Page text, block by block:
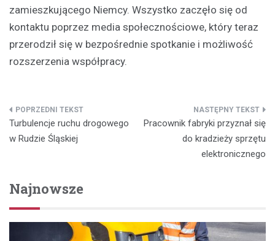
zamieszkującego Niemcy. Wszystko zaczęło się od
kontaktu poprzez media społecznościowe, który teraz
przerodził się w bezpośrednie spotkanie i możliwość
rozszerzenia współpracy.
Nawigacja
wpisu
Turbulencje ruchu drogowego
w Rudzie Śląskiej
Pracownik fabryki przyznał się
do kradzieży sprzętu
elektronicznego
Najnowsze